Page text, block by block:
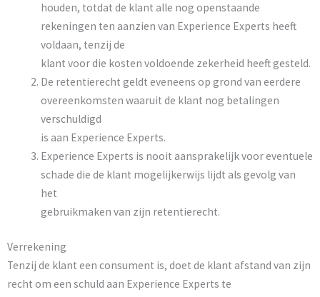
houden, totdat de klant alle nog openstaande
rekeningen ten aanzien van Experience Experts heeft
voldaan, tenzij de
klant voor die kosten voldoende zekerheid heeft gesteld.
De retentierecht geldt eveneens op grond van eerdere
overeenkomsten waaruit de klant nog betalingen
verschuldigd
is aan Experience Experts.
Experience Experts is nooit aansprakelijk voor eventuele
schade die de klant mogelijkerwijs lijdt als gevolg van
het
gebruikmaken van zijn retentierecht.
Verrekening
Tenzij de klant een consument is, doet de klant afstand van zijn
recht om een schuld aan Experience Experts te